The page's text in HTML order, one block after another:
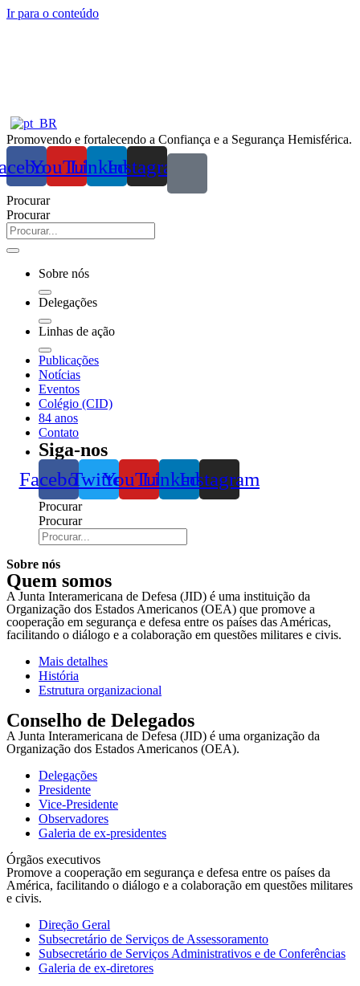
Ir para o conteúdo
Promovendo e fortalecendo a Confiança e a Segurança Hemisférica.
YouTubeLinkedin
Instagram
Procurar
Procurar
Sobre nós
Delegações
Linhas de ação
Publicações
Notícias
Eventos
Colégio (CID)
84 anos
Contato
Siga-nos
FacebookTwitterYouTubeLinkedinInstagram
Procurar
Procurar
Sobre nós
Quem somos
A Junta Interamericana de Defesa (JID) é uma instituição da
Organização dos Estados Americanos (OEA) que promove a
cooperação em segurança e defesa entre os países das Américas,
facilitando o diálogo e a colaboração em questões militares e civis.
Mais detalhes
História
Estrutura organizacional
Conselho de Delegados
A Junta Interamericana de Defesa (JID) é uma organização da
Organização dos Estados Americanos (OEA).
Delegações
Presidente
Vice-Presidente
Observadores
Galeria de ex-presidentes
Órgãos executivos
Promove a cooperação em segurança e defesa entre os países da
América, facilitando o diálogo e a colaboração em questões militares
e civis.
Direção Geral
Subsecretário de Serviços de Assessoramento
Subsecretário de Serviços Administrativos e de Conferências
Galeria de ex-diretores